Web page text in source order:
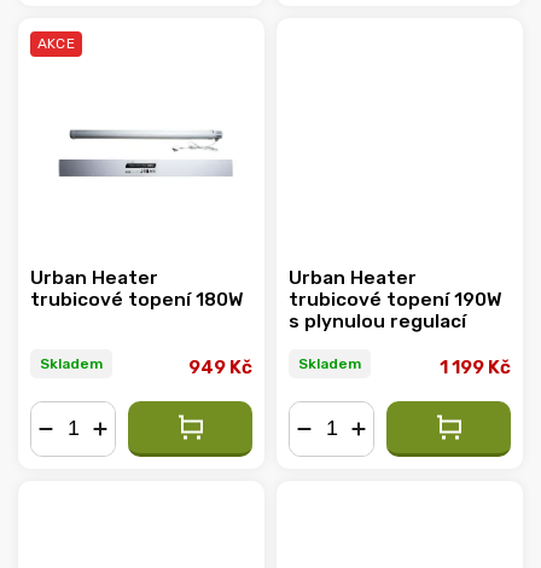
AKCE
Urban Heater
trubicové topení 180W
Skladem 949 Kč
Urban Heater
trubicové topení 190W
s plynulou regulací
Skladem 1 199 Kč